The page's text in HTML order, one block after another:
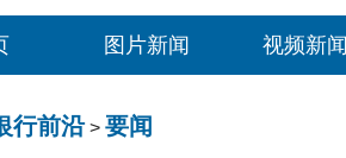
图片新闻 视频新闻
行前沿> 要闻